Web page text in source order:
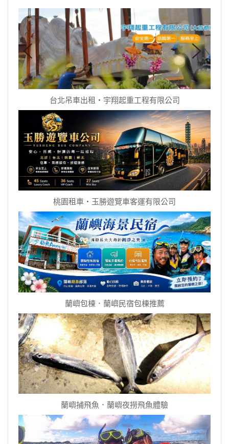
台北吊車出租‧宇翔起重工程有限公司
桃園租車‧玉勝遊覽車客運有限公司
蘭嶼包棟．蘭嶼民宿包棟推薦
蘭嶼捕飛魚．蘭嶼夜撈飛魚體驗